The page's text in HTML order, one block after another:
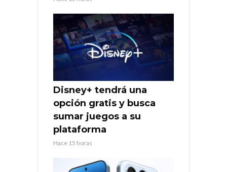
Disney+ tendrá una
opción gratis y busca
sumar juegos a su
plataforma
Hace 15 horas